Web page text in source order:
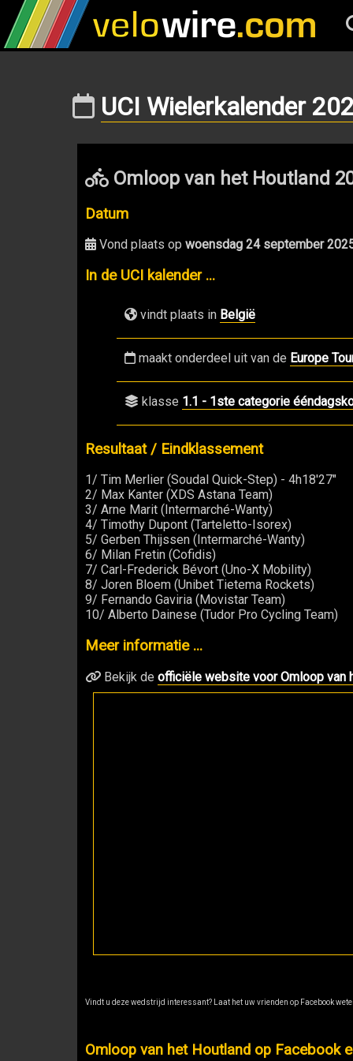
UCI Wielerkalender
Omloop van het Houtland
Datum
Vond plaats op woensdag 24 september
In de UCI kalender ...
vindt plaats in België
maakt onderdeel uit van de Europe
klasse 1.1 - 1ste categorie
Resultaat / Eindklassement
1/ Tim Merlier (Soudal Quick-Step) - 4h18'27"
2/ Max Kanter (XDS Astana Team)
3/ Arne Marit (Intermarché-Wanty)
4/ Timothy Dupont (Tarteletto-Isorex)
5/ Gerben Thijssen (Intermarché-Wanty)
6/ Milan Fretin (Cofidis)
7/ Carl-Frederick Bévort (Uno-X Mobility)
8/ Joren Bloem (Unibet Tietema Rockets)
9/ Fernando Gaviria (Movistar Team)
10/ Alberto Dainese (Tudor Pro Cycling Team)
Meer informatie ...
Bekijk de officiële website voor Omloop van
Vindt u deze wedstrijd interessant? Laat het uw vrienden op Facebook
Omloop van het Houtland op Facebook